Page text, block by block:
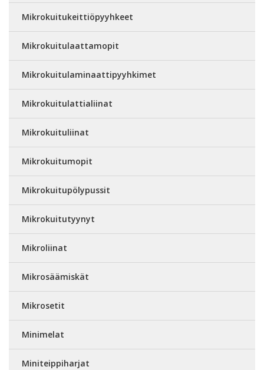
Mikrokuitukeittiöpyyhkeet
Mikrokuitulaattamopit
Mikrokuitulaminaattipyyhkimet
Mikrokuitulattialiinat
Mikrokuituliinat
Mikrokuitumopit
Mikrokuitupölypussit
Mikrokuitutyynyt
Mikroliinat
Mikrosäämiskät
Mikrosetit
Minimelat
Miniteippiharjat